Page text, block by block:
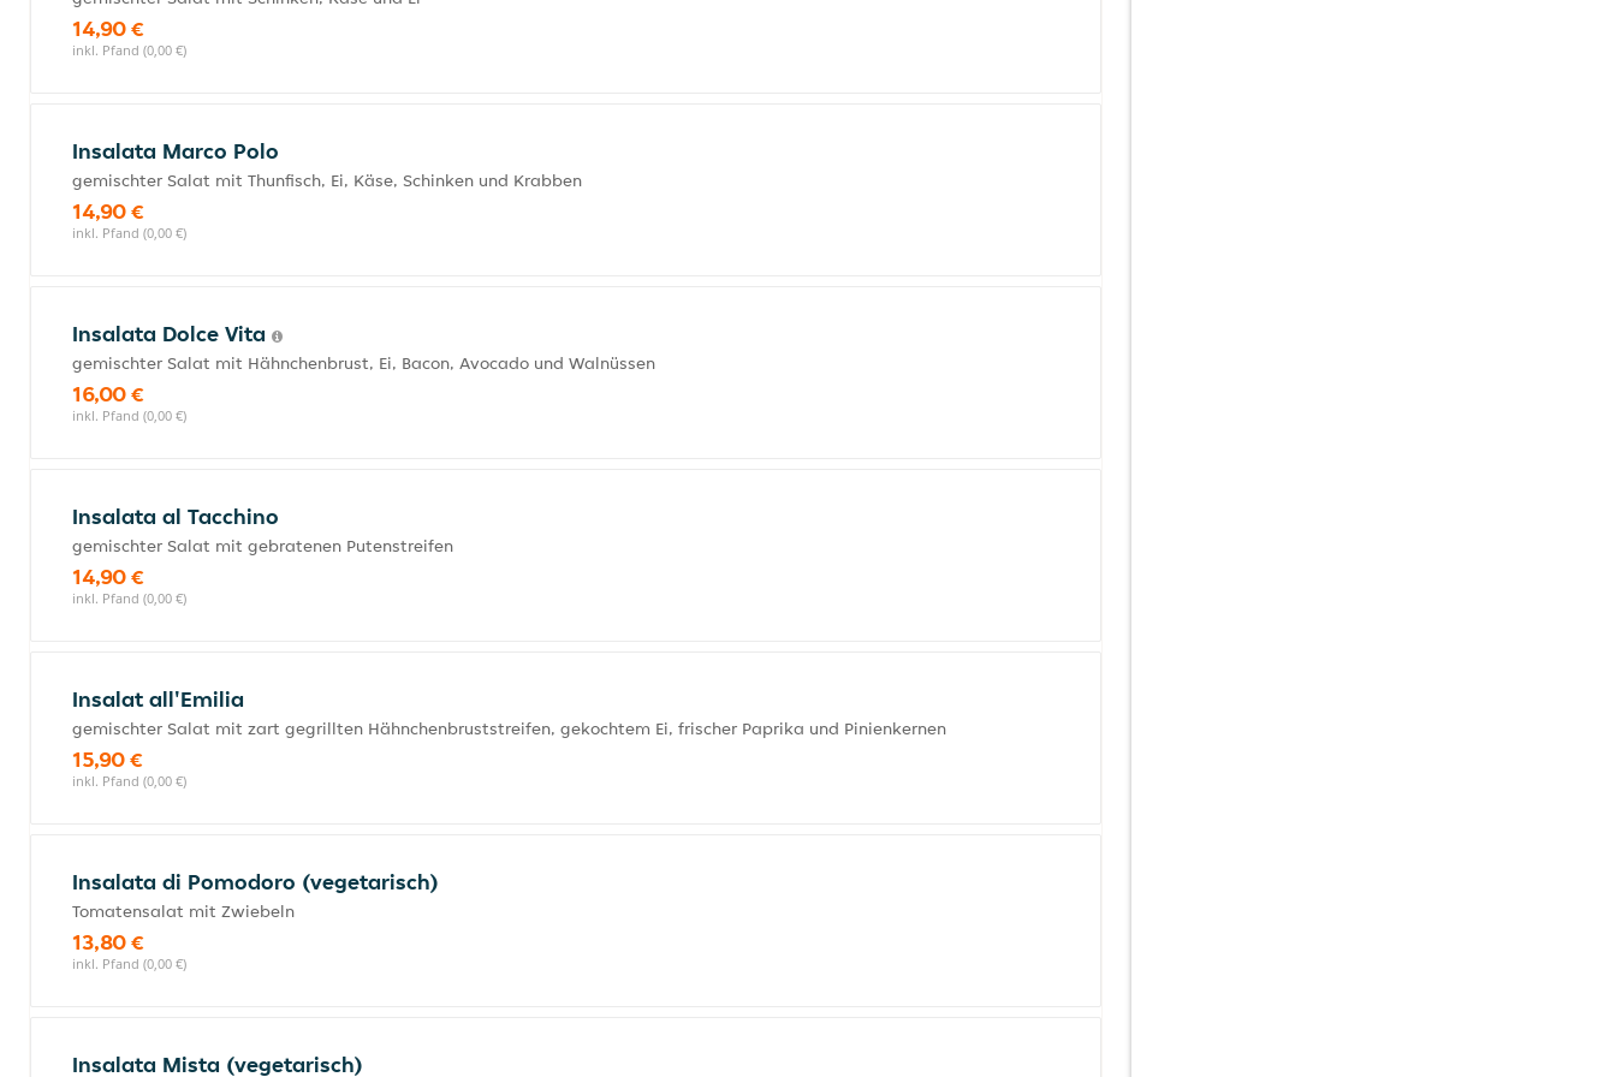
14,90 €
inkl. Pfand (0,00 €)
Insalata Marco Polo
gemischter Salat mit Thunfisch, Ei, Käse, Schinken und Krabben
14,90 €
inkl. Pfand (0,00 €)
Insalata Dolce Vita
gemischter Salat mit Hähnchenbrust, Ei, Bacon, Avocado und Walnüssen
16,00 €
inkl. Pfand (0,00 €)
Insalata al Tacchino
gemischter Salat mit gebratenen Putenstreifen
14,90 €
inkl. Pfand (0,00 €)
Insalat all'Emilia
gemischter Salat mit zart gegrillten Hähnchenbruststreifen, gekochtem Ei, frischer Paprika und Pinienkernen
15,90 €
inkl. Pfand (0,00 €)
Insalata di Pomodoro (vegetarisch)
Tomatensalat mit Zwiebeln
13,80 €
inkl. Pfand (0,00 €)
Insalata Mista (vegetarisch)